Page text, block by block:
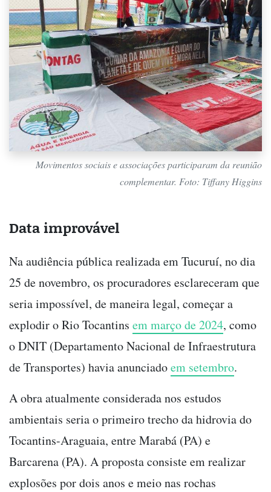
Movimentos sociais e associações participaram da reunião
complementar. Foto: Tiffany Higgins
Data improvável
Na audiência pública realizada em Tucuruí, no dia
25 de novembro, os procuradores esclareceram que
seria impossível, de maneira legal, começar a
explodir o Rio Tocantins em março de 2024, como
o DNIT (Departamento Nacional de Infraestrutura
de Transportes) havia anunciadoem setembro.
A obra atualmente considerada nos estudos
ambientais seria o primeiro trecho da hidrovia do
Tocantins-Araguaia, entre Marabá (PA) e
Barcarena (PA). A proposta consiste em realizar
explosões por dois anos e meio nas rochas